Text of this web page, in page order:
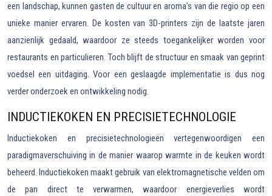
een landschap, kunnen gasten de cultuur en aroma’s van die regio op een
unieke manier ervaren. De kosten van 3D-printers zijn de laatste jaren
aanzienlijk gedaald, waardoor ze steeds toegankelijker worden voor
restaurants en particulieren. Toch blijft de structuur en smaak van geprint
voedsel een uitdaging. Voor een geslaagde implementatie is dus nog
verder onderzoek en ontwikkeling nodig.
INDUCTIEKOKEN EN PRECISIETECHNOLOGIE
Inductiekoken en precisietechnologieën vertegenwoordigen een
paradigmaverschuiving in de manier waarop warmte in de keuken wordt
beheerd. Inductiekoken maakt gebruik van elektromagnetische velden om
de pan direct te verwarmen, waardoor energieverlies wordt